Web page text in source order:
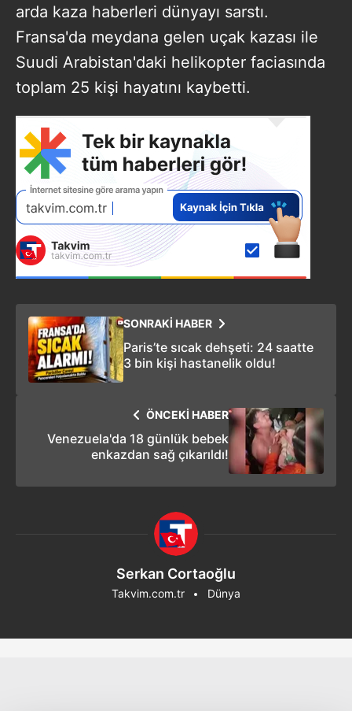
arda kaza haberleri dünyayı sarstı.
Fransa'da meydana gelen uçak kazası ile
Suudi Arabistan'daki helikopter faciasında
toplam 25 kişi hayatını kaybetti.
SONRAKİ HABER
Paris’te sıcak dehşeti: 24 saatte
3 bin kişi hastanelik oldu!
ÖNCEKİ HABER
Venezuela'da 18 günlük bebek
enkazdan sağ çıkarıldı!
Serkan Cortaoğlu
Takvim.com.tr Dünya